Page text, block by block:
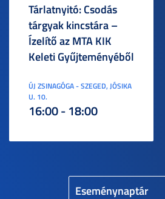
Eseménynaptár
Tárlatnyitó: Csodás
tárgyak kincstára –
Ízelítő az MTA KIK
Keleti Gyűjteményéből
ÚJ ZSINAGÓGA - SZEGED, JÓSIKA
U. 10.
16:00 - 18:00